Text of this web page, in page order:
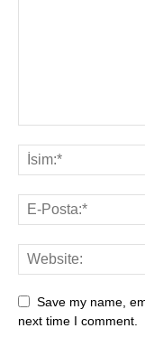
Save my name,
next time I comment.